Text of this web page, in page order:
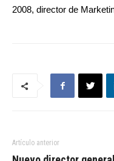
2008, director de
Artículo anterior